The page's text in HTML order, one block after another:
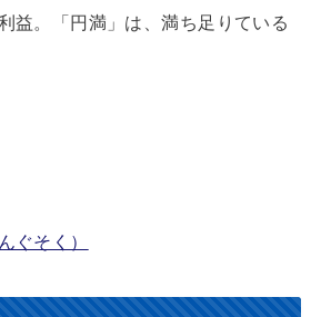
益。「円満」は、満ち足りている
ぐそく）